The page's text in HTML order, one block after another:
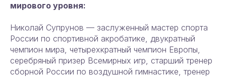
мирового уровня:
Николай Супрунов — заслуженный мастер спорта
России по спортивной акробатике, двукратный
чемпион мира, четырехкратный чемпион Европы,
серебряный призер Всемирных игр, старший тренер
сборной России по воздушной гимнастике, тренер